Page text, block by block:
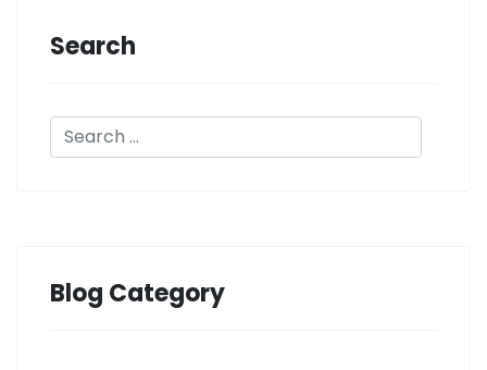
Search
Blog Category